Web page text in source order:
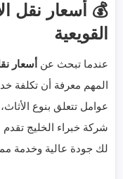
💰 أسعار نقل
القويعية
عندما تبحث عن أسعار
المهم معرفة أن
عوامل تتعلق بنوع
شركة خبراء الخليج
لك جودة عالية وخدمة